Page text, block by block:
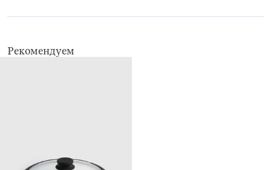
можно мыть в посудомоечной машине на щадящем режиме для
Рекомендуем